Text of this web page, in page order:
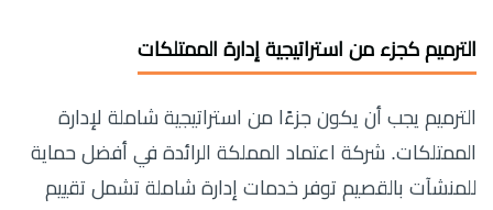
الترميم كجزء من استراتيجية إدارة الممتلكات
الترميم يجب أن يكون جزءًا من استراتيجية شاملة لإدارة
الممتلكات. شركة اعتماد المملكة الرائدة في أفضل حماية
للمنشآت بالقصيم توفر خدمات إدارة شاملة تشمل تقييم